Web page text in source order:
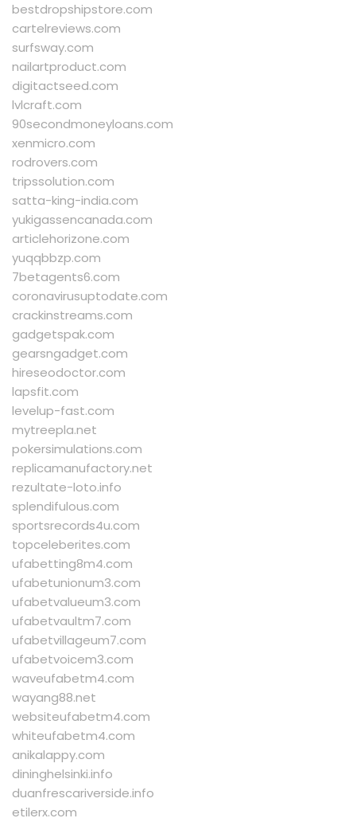
bestdropshipstore.com
cartelreviews.com
surfsway.com
nailartproduct.com
digitactseed.com
lvlcraft.com
90secondmoneyloans.com
xenmicro.com
rodrovers.com
tripssolution.com
satta-king-india.com
yukigassencanada.com
articlehorizone.com
yuqqbbzp.com
7betagents6.com
coronavirusuptodate.com
crackinstreams.com
gadgetspak.com
gearsngadget.com
hireseodoctor.com
lapsfit.com
levelup-fast.com
mytreepla.net
pokersimulations.com
replicamanufactory.net
rezultate-loto.info
splendifulous.com
sportsrecords4u.com
topceleberites.com
ufabetting8m4.com
ufabetunionum3.com
ufabetvalueum3.com
ufabetvaultm7.com
ufabetvillageum7.com
ufabetvoicem3.com
waveufabetm4.com
wayang88.net
websiteufabetm4.com
whiteufabetm4.com
anikalappy.com
dininghelsinki.info
duanfrescariverside.info
etilerx.com